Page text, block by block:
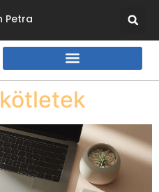
Petra